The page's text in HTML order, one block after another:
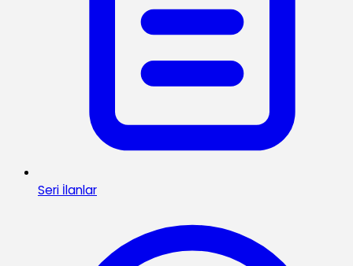
Seri İlanlar